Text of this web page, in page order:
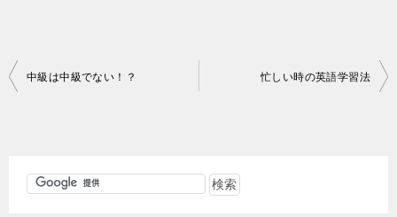
投
中級は中級でない！？ 忙しい時の英語学習法